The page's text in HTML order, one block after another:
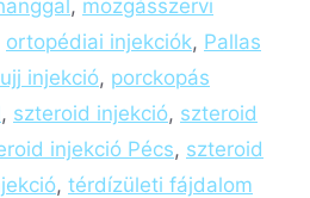
, mozgásszervi
ortopédiai injekciók, Pallas
injekció, porckopás
, szteroid injekció, szteroid
injekció Pécs, szteroid
, térdízületi fájdalom